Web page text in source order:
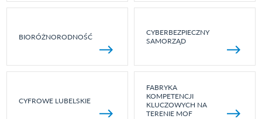
BIORÓŻNORODNOŚĆ
CYBERBEZPIECZNY
SAMORZĄD
CYFROWE LUBELSKIE
FABRYKA
KOMPETENCJI
KLUCZOWYCH NA
TERENIE MOF